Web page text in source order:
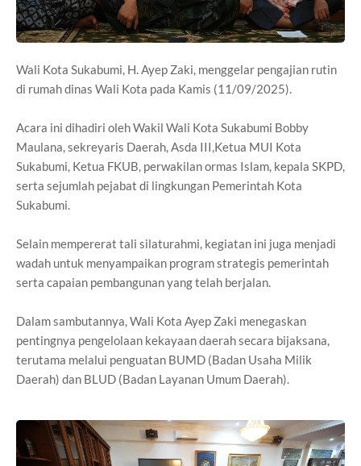
Wali Kota Sukabumi, H. Ayep Zaki, menggelar pengajian rutin
di rumah dinas Wali Kota pada Kamis (11/09/2025).
Acara ini dihadiri oleh Wakil Wali Kota Sukabumi Bobby
Maulana, sekreyaris Daerah, Asda III,Ketua MUI Kota
Sukabumi, Ketua FKUB, perwakilan ormas Islam, kepala SKPD,
serta sejumlah pejabat di lingkungan Pemerintah Kota
Sukabumi.
Selain mempererat tali silaturahmi, kegiatan ini juga menjadi
wadah untuk menyampaikan program strategis pemerintah
serta capaian pembangunan yang telah berjalan.
Dalam sambutannya, Wali Kota Ayep Zaki menegaskan
pentingnya pengelolaan kekayaan daerah secara bijaksana,
terutama melalui penguatan BUMD (Badan Usaha Milik
Daerah) dan BLUD (Badan Layanan Umum Daerah).